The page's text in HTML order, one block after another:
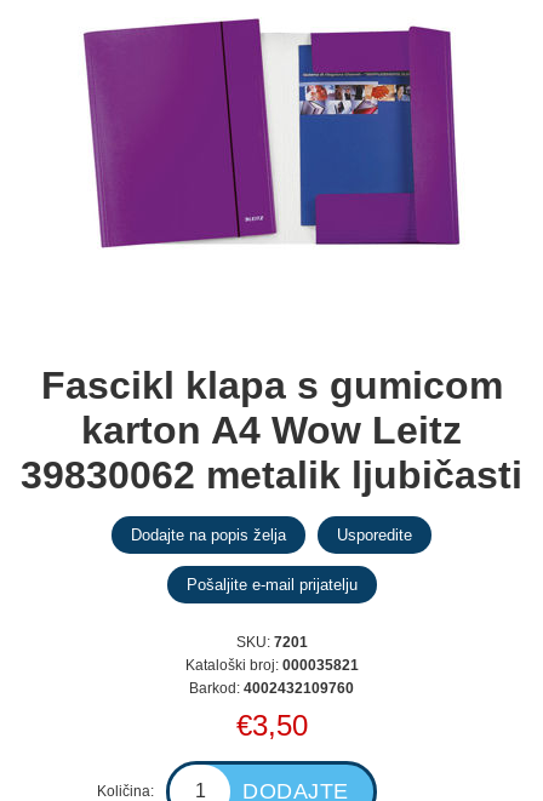
Fascikl klapa s gumicom
karton A4 Wow Leitz
39830062 metalik ljubičasti
SKU: 7201
Kataloški broj: 000035821
Barkod: 4002432109760
€3,50
Količina: